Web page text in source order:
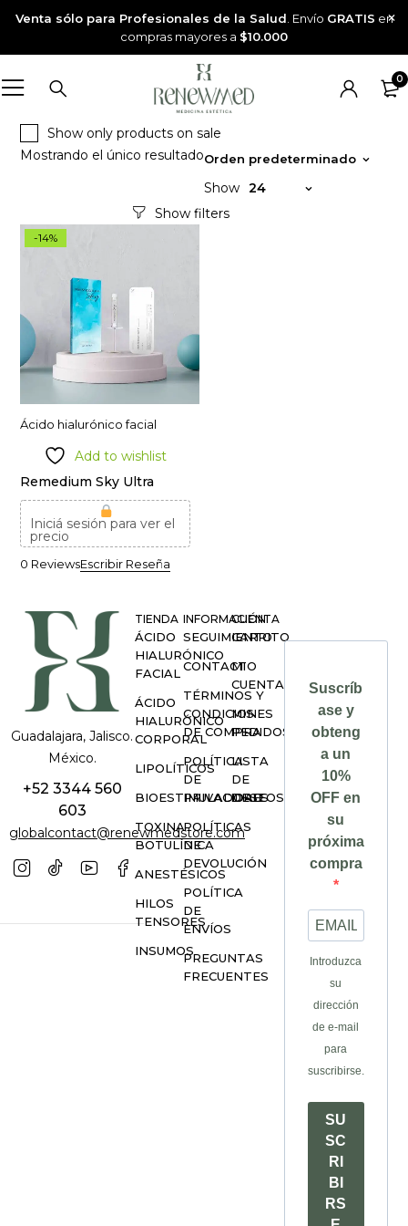
Venta sólo para Profesionales de la Salud . Envío GRATIS en
compras mayores a $10.000
0
Show only products on sale
Mostrando el único resultadoOrden predeterminado
Show 24
-14%
Ácido hialurónico facial
Add to wishlist
Remedium Sky Ultra
Iniciá sesión para ver el
precio
0 ReviewsEscribir Reseña
Guadalajara, Jalisco.
México.
+52 3344 560
603
globalcontact@renewmedstore.com
TIENDA
ÁCIDO
HIALURÓNICO
FACIAL
ÁCIDO
HIALURÓNICO
CORPORAL
LIPOLÍTICOS
BIOESTIMULADORES
TOXINA
BOTULÍNICA
ANESTÉSICOS
HILOS
TENSORES
INSUMOS
INFORMACIÓN
SEGUIMIENTO
CONTACTO
TÉRMINOS Y
CONDICIONES
DE COMPRA
POLÍTICA
DE
PRIVACIDAD
POLÍTICAS
DE
DEVOLUCIÓN
POLÍTICA
DE
ENVÍOS
PREGUNTAS
FRECUENTES
CUENTA
CARRITO
MI
CUENTA
MIS
PEDIDOS
LISTA
DE
DESEOS
Suscríb
ase y
obteng
a un
10%
OFF en
su
próxima
compra
Introduzca
su
dirección
de e-mail
para
suscribirse.
SU
SC
RI
BI
RS